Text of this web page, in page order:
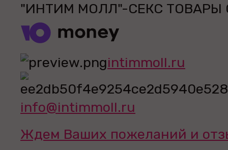
"ИНТИМ МОЛЛ"-СЕКС
intimmoll.ru
info@intimmoll.ru
Ждем Ваших пожеланий и